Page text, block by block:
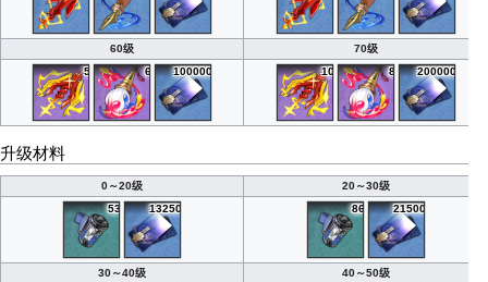
60级
70级
5
6 100000 10 8 200000
升级材料
0～20级
20～30级
53
13250 86 21500
30～40级
40～50级